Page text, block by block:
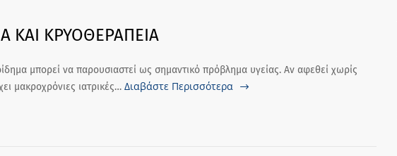
ΚΑΙ ΚΡΥΟΘΕΡΑΠΕΙΑ
μπορεί να παρουσιαστεί ως σημαντικό πρόβλημα υγείας. Αν αφεθεί χωρίς
μακροχρόνιες ιατρικές… Διαβάστε Περισσότερα